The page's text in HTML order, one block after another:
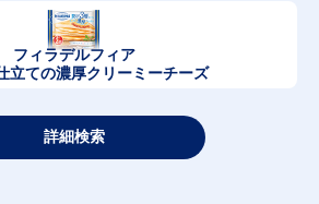
フィラデルフィア
立ての濃厚クリーミーチーズ
詳細検索